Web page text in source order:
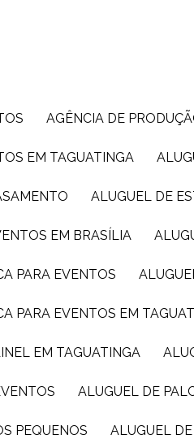
AGÊNCIA DE
EM TAGUATINGA
ALUGUEL DE
EM BRASÍLIA
PARA EVENTOS
PARA EVENTOS EM
EM TAGUATINGA
ALUGUEL DE
PEQUENOS ALUGUEL